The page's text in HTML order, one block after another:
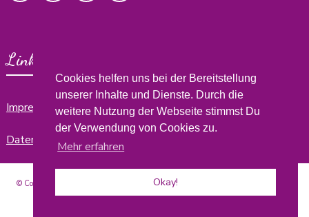
Cookies helfen uns bei der Bereitstellung
unserer Inhalte und Dienste. Durch die
weitere Nutzung der Webseite stimmst Du
der Verwendung von Cookies zu.
Mehr erfahren
Okay!
Links
Impressum
Datenschutzerklärung
© Copyright 2026 develop yourself by Daniela
Coach | Entwickelt vonBlossom Themes. Präsentiert von